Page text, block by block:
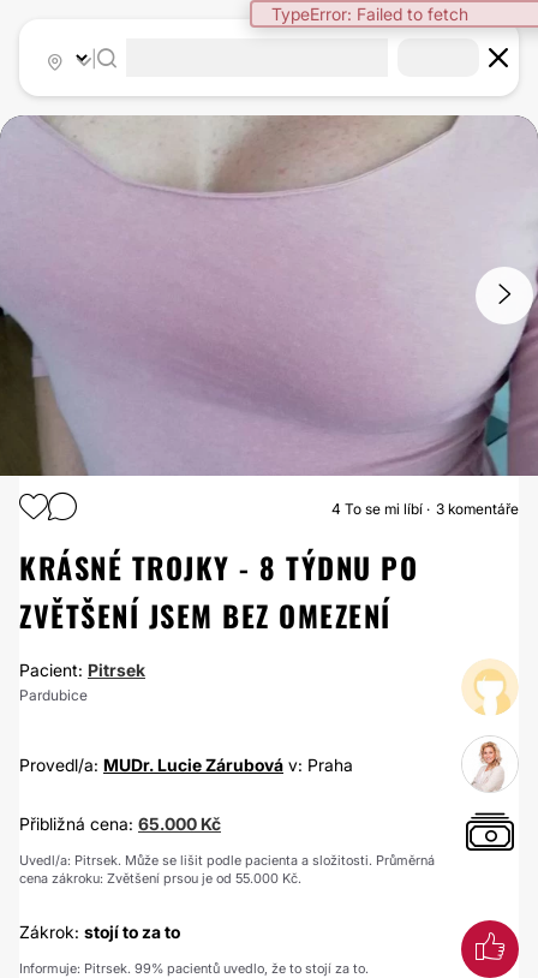
TypeError: Failed to fetch
ZVĚTŠENÍ PRSOU
4 To se mi líbí 3 komentáře
KRÁSNÉ TROJKY - 8 TÝDNU PO
ZVĚTŠENÍ JSEM BEZ OMEZENÍ
Pacient: Pitrsek
Pardubice
Provedl/a: MUDr. Lucie Zárubová v: Praha
Přibližná cena: 65.000 Kč
Uvedl/a: Pitrsek. Může se lišit podle pacienta a složitosti. Průměrná
cena zákroku: Zvětšení prsou je od 55.000 Kč.
Zákrok: stojí to za to
Informuje: Pitrsek. 99% pacientů uvedlo, že to stojí za to.